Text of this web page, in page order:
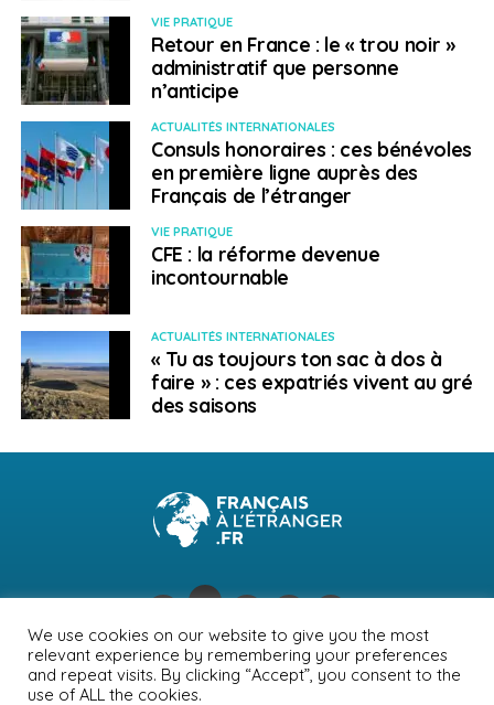
détenteurs de PEA : la cession ou le retrait de ces titres
du plan.
Plus de réduction
d’impôt sur les dons
Enfin, la dernière mesure concerne les dons au profit
d’organismes sans but lucratif (OSBL). Les dons ne
permettent plus une réduction d’impôt sur le revenu ou
sur la fortune immobilière si le siège de ces organismes
est situé au Royaume-Uni. En effet, les OSBL doivent
obligatoirement être établis dans l’Union européenne
ou dans un État de l’Espace économique européen.
SUJETS ASSOCIÉS: BREXIT EXPATRIÉ
États-Unis : des aides fiscales liées à la crise
aux côtés des entreprises françaises
Martin Rigaud-Pezzoni
VIE PRATIQUE
Retour en France : le « trou noir »
administratif que personne
n’anticipe
ACTUALITÉS INTERNATIONALES
Consuls honoraires : ces bénévoles
en première ligne auprès des
Français de l’étranger
VIE PRATIQUE
CFE : la réforme devenue
incontournable
ACTUALITÉS INTERNATIONALES
« Tu as toujours ton sac à dos à
faire » : ces expatriés vivent au gré
des saisons
NEWSLETTER PUBLICITÉ CONTACTS
MENTIONS LÉGALES
POLITIQUE DE CONFIDENTIALITÉ
We use cookies on our website to give you the most
relevant experience by remembering your preferences
and repeat visits. By clicking “Accept”, you consent to the
use of ALL the cookies.